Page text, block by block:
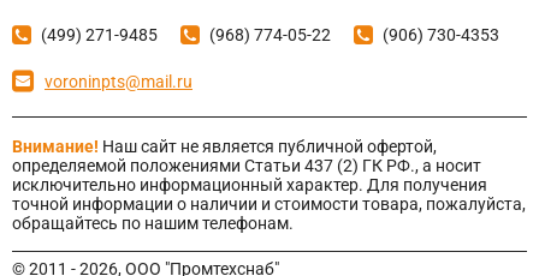
(499) 271-9485 (968) 774-05-22 (906) 730-4353
voroninpts@mail.ru
Внимание! Наш сайт не является публичной офертой,
определяемой положениями Статьи 437 (2) ГК РФ., а носит
исключительно информационный характер. Для получения
точной информации о наличии и стоимости товара, пожалуйста,
обращайтесь по нашим телефонам.
© 2011 - 2026, ООО "Промтехснаб"